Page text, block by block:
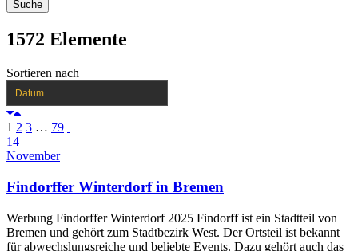
1572 Elemente
Sortieren nach
Datum
1 2 3 … 79
14
November
Findorffer Winterdorf in Bremen
Werbung Findorffer Winterdorf 2025 Findorff ist ein Stadtteil von
Bremen und gehört zum Stadtbezirk West. Der Ortsteil ist bekannt
für abwechslungsreiche und beliebte Events. Dazu gehört auch das